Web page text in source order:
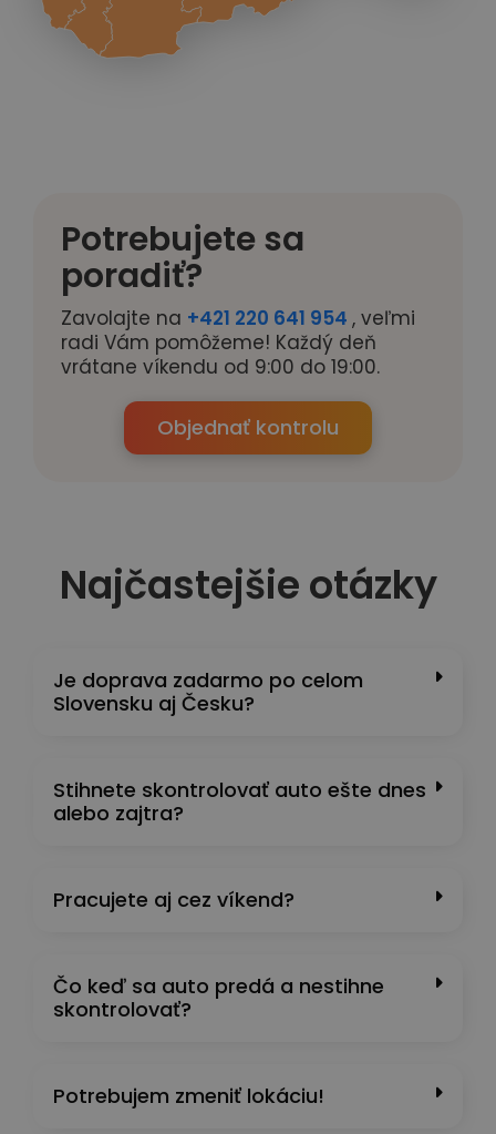
Potrebujete sa
poradiť?
Zavolajte na +421 220 641 954 , veľmi
radi Vám pomôžeme! Každý deň
vrátane víkendu od 9:00 do 19:00.
Objednať kontrolu
Najčastejšie otázky
Je doprava zadarmo po celom
Slovensku aj Česku?
Stihnete skontrolovať auto ešte dnes
alebo zajtra?
Pracujete aj cez víkend?
Čo keď sa auto predá a nestihne
skontrolovať?
Potrebujem zmeniť lokáciu!